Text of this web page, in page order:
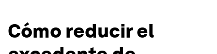
Cómo reducir el